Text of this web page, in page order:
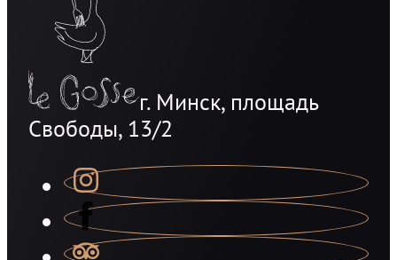
г. Минск, площадь
Свободы, 13/2